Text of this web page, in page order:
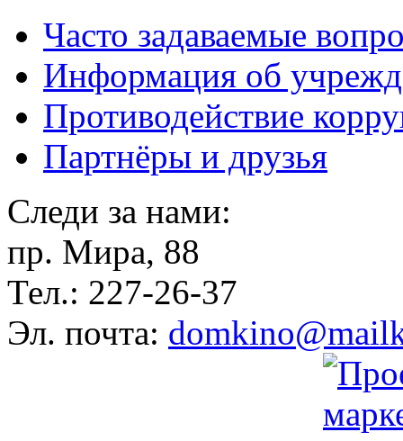
Часто задаваемые
Информация об
Противодействие
Партнёры и друзья
Следи за нами:
пр. Мира, 88
Тел.: 227-26-37
Эл. почта: